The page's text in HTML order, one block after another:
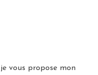
vous propose mon